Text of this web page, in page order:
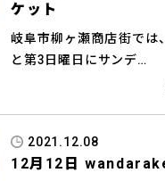
ケット
岐阜市柳ヶ瀬商店街では
と第3日曜日にサンデ…
2021.12.08
12月12日